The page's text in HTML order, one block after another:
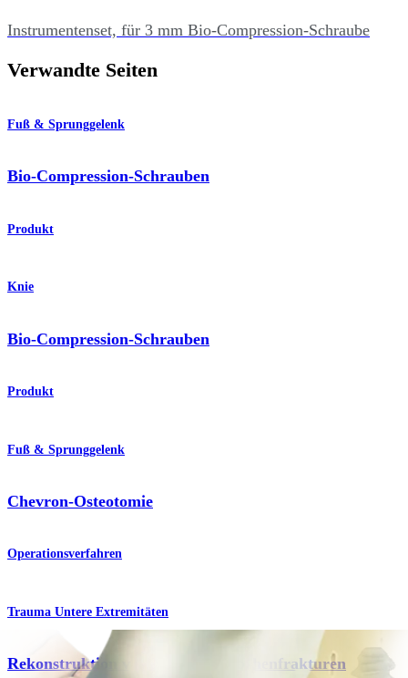
Instrumentenset, für 3 mm Bio-Compression-Schraube
Verwandte Seiten
Fuß & Sprunggelenk
Bio-Compression-Schrauben
Produkt
Knie
Bio-Compression-Schrauben
Produkt
Fuß & Sprunggelenk
Chevron-Osteotomie
Operationsverfahren
Trauma Untere Extremitäten
Rekonstruktion von Mittelfußknochenfrakturen